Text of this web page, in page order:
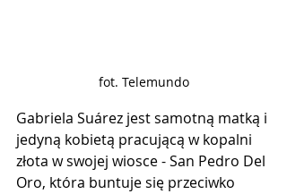
fot. Telemundo
Gabriela Suárez jest samotną matką i
jedyną kobietą pracującą w kopalni
złota w swojej wiosce - San Pedro Del
Oro, która buntuje się przeciwko